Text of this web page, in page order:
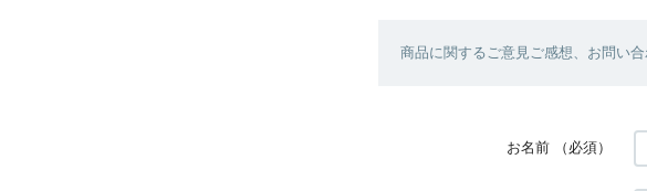
商品に関するご意見ご感想、お問い
お名前 （必須）